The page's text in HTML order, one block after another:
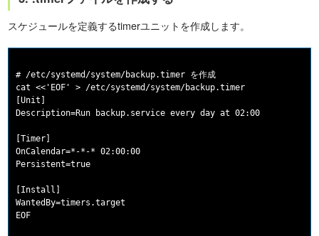
スケジュールを定義するtimerユニットを作成します。
# /etc/systemd/system/backup.timer を作成
cat <<'EOF' > /etc/systemd/system/backup.timer
[Unit]
Description=Run backup.service every day at 02:00
[Timer]
OnCalendar=*-*-* 02:00:00
Persistent=true
[Install]
WantedBy=timers.target